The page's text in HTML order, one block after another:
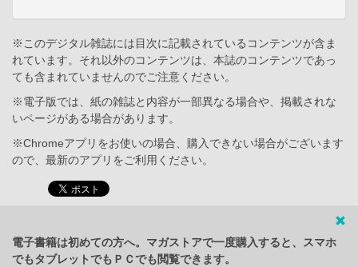
※このデジタル雑誌には目次に記載されているコンテンツが含ま
れています。それ以外のコンテンツは、本誌のコンテンツであっ
ても含まれていませんのでご注意ください。
※電子版では、紙の雑誌と内容が一部異なる場合や、掲載されな
いページがある場合があります。
※Chromeアプリをお使いの場合、購入できない場合がございます
ので、最新のアプリをご利用ください。
電子書籍は初めての方へ。マガストアで一度購入すると、スマホ
でもタブレットでもＰＣでも閲覧できます。